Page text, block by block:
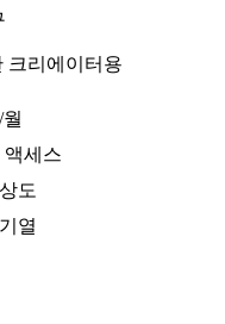
크리에이터용
액세스
도
열